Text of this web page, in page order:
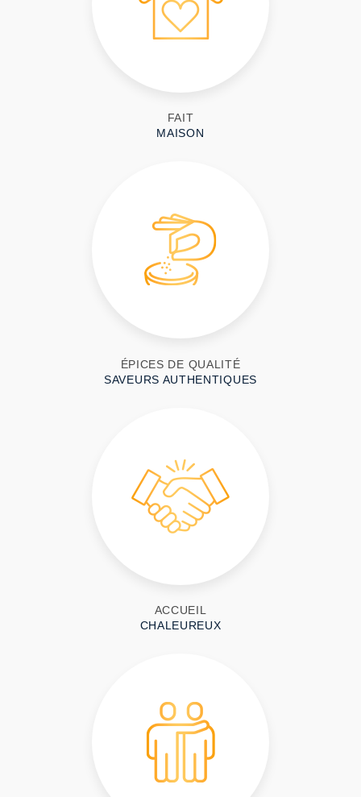
FAIT
MAISON
ÉPICES DE QUALITÉ
SAVEURS AUTHENTIQUES
ACCUEIL
CHALEUREUX